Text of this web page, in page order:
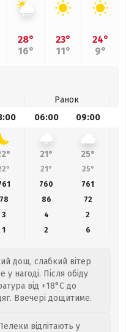
28°
16°
23°
11°
24°
9°
Ранок
06:00 09:00
21° 25°
21° 25°
760 761
78 86 72
3 4
2
1 2 6
дощ, слабкий вітер
нагоді. Після обіду
від +18°C до
Ввечері дощитиме.
відлітають у